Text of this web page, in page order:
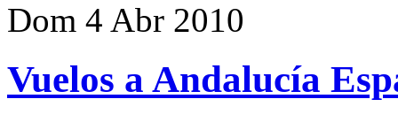
Dom 4 Abr 2010
Vuelos a Andalucía